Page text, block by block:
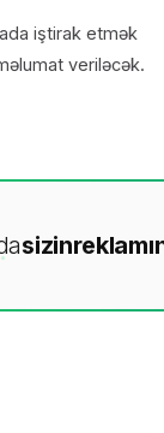
iştirak etmək
veriləcək.
sizin